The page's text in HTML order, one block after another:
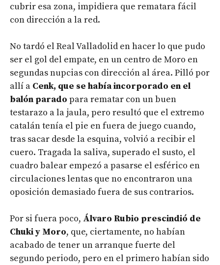
cubrir esa zona, impidiera que rematara fácil
con dirección a la red.
No tardó el Real Valladolid en hacer lo que pudo
ser el gol del empate, en un centro de Moro en
segundas nupcias con dirección al área. Pilló por
allí a Cenk, que se había incorporado en el
balón parado para rematar con un buen
testarazo a la jaula, pero resultó que el extremo
catalán tenía el pie en fuera de juego cuando,
tras sacar desde la esquina, volvió a recibir el
cuero. Tragada la saliva, superado el susto, el
cuadro balear empezó a pasarse el esférico en
circulaciones lentas que no encontraron una
oposición demasiado fuera de sus contrarios.
Por si fuera poco, Álvaro Rubio prescindió de
Chuki y Moro, que, ciertamente, no habían
acabado de tener un arranque fuerte del
segundo periodo, pero en el primero habían sido